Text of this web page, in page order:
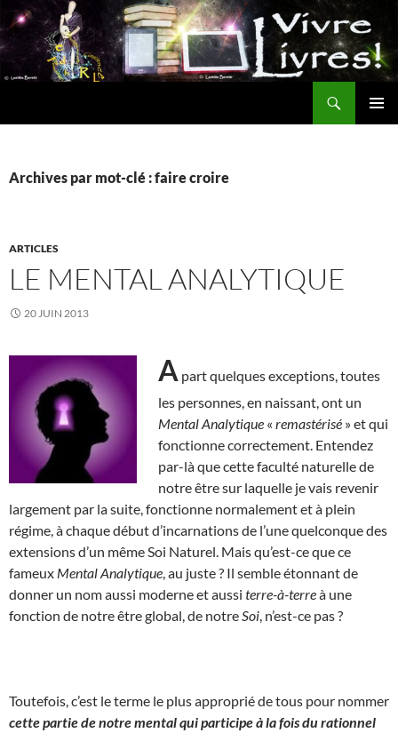
Aller
au
contenu
Archives par mot-clé : faire croire
ARTICLES
LE MENTAL ANALYTIQUE
20 JUIN 2013
A part quelques exceptions, toutes
les personnes, en naissant, ont un
Mental Analytique « remastérisé » et qui
fonctionne correctement. Entendez
par-là que cette faculté naturelle de
notre être sur laquelle je vais revenir
largement par la suite, fonctionne normalement et à plein
régime, à chaque début d’incarnations de l’une quelconque des
extensions d’un même Soi Naturel. Mais qu’est-ce que ce
fameux Mental Analytique , au juste ? Il semble étonnant de
donner un nom aussi moderne et aussi terre-à-terreà une
fonction de notre être global, de notre Soi , n’est-ce pas ?
Toutefois, c’est le terme le plus approprié de tous pour nommer
cette partie de notre mental qui participe à la fois du rationnel